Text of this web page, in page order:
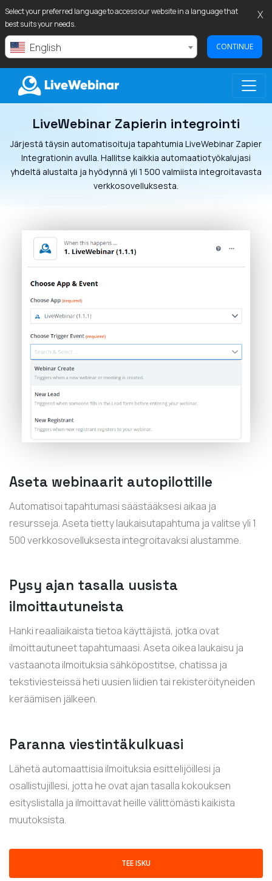
Select your preferred language to access our website in a language that
best suits your needs.
English CONTINUE
X
LIVEWEBINAR.COM
LiveWebinar Zapierin integrointi
Järjestä täysin automatisoituja tapahtumia LiveWebinar Zapier
Integrationin avulla. Hallitse kaikkia automaatiotyökalujasi
yhdeltä alustalta ja hyödynnä yli 1 500 valmiista integroitavasta
verkkosovelluksesta.
Aseta webinaarit autopilottille
Automatisoi tapahtumasi säästääksesi aikaa ja
resursseja. Aseta tietty laukaisutapahtuma ja valitse yli 1
500 verkkosovelluksesta integroitavaksi alustamme.
Pysy ajan tasalla uusista
ilmoittautuneista
Hanki reaaliaikaista tietoa käyttäjistä, jotka ovat
ilmoittautuneet tapahtumaasi. Aseta oikea laukaisu ja
vastaanota ilmoituksia sähköpostitse, chatissa ja
tekstiviesteissä heti uusien liidien tai rekisteröityneiden
keräämisen jälkeen.
Paranna viestintäkulkuasi
Lähetä automaattisia ilmoituksia esittelijöillesi ja
osallistujillesi, jotta he ovat ajan tasalla kokouksen
esityslistalla ja ilmoittavat heille välittömästi kaikista
muutoksista.
TEE ISKU